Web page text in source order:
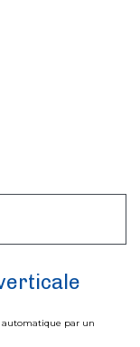
automatique par un